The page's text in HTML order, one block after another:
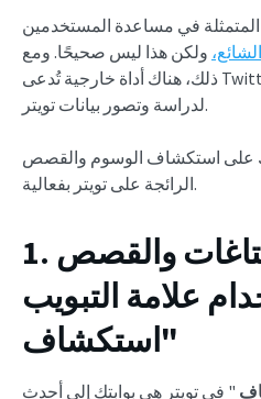
في مساعدة المستخدمين
الشائع، ولكن هذا ليس صحيحًا. ومع
ذلك، هناك أداة خارجية تُدعى Twitter Explorer يمكنك استخدامها
لدراسة وتصور بيانات تويتر.
على استكشاف الوسوم والقصص
الرائجة على تويتر بفعالية.
1. البحث عن الهاشتاغات والقصص
علامة التبويب
"استكشاف
" في تويتر هي بوابتك إلى أحدث